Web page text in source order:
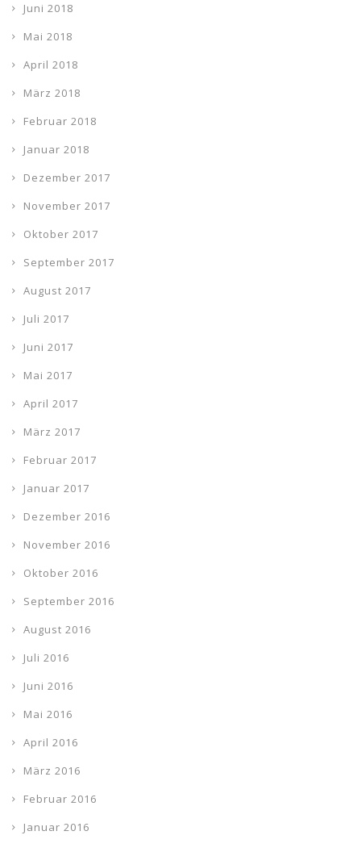
Juni 2018
Mai 2018
April 2018
März 2018
Februar 2018
Januar 2018
Dezember 2017
November 2017
Oktober 2017
September 2017
August 2017
Juli 2017
Juni 2017
Mai 2017
April 2017
März 2017
Februar 2017
Januar 2017
Dezember 2016
November 2016
Oktober 2016
September 2016
August 2016
Juli 2016
Juni 2016
Mai 2016
April 2016
März 2016
Februar 2016
Januar 2016